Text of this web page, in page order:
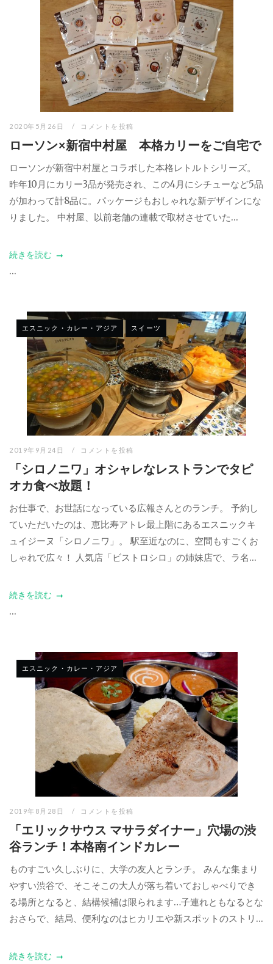
2020年5月26日 コメントを投稿
ローソン×新宿中村屋 本格カリーをご自宅で
ローソンが新宿中村屋とコラボした本格レトルトシリーズ。
昨年10月にカリー3品が発売され、この4月にシチューなど5品
が加わって計8品に。パッケージもおしゃれな新デザインにな
りました。 中村屋、以前老舗の連載で取材させていた...
続きを読む
...
エスニック・カレー・アジア スイーツ
2019年9月24日 コメントを投稿
「シロノニワ」オシャレなレストランでタピ
オカ食べ放題！
お仕事で、お世話になっている広報さんとのランチ。 予約し
ていただいたのは、恵比寿アトレ最上階にあるエスニックキ
ュイジーヌ「シロノニワ」。 駅至近なのに、空間もすごくお
しゃれで広々！ 人気店「ビストロシロ」の姉妹店で、ラ名...
続きを読む
...
エスニック・カレー・アジア
2019年8月28日 コメントを投稿
「エリックサウス マサラダイナー」穴場の渋
谷ランチ！本格南インドカレー
ものすごい久しぶりに、大学の友人とランチ。 みんな集まり
やすい渋谷で、そこそこの大人が落ち着いておしゃべりでき
る場所となると、結構候補は限られます…子連れともなるとな
おさらで、結局、便利なのはヒカリエや新スポットのストリ...
続きを読む